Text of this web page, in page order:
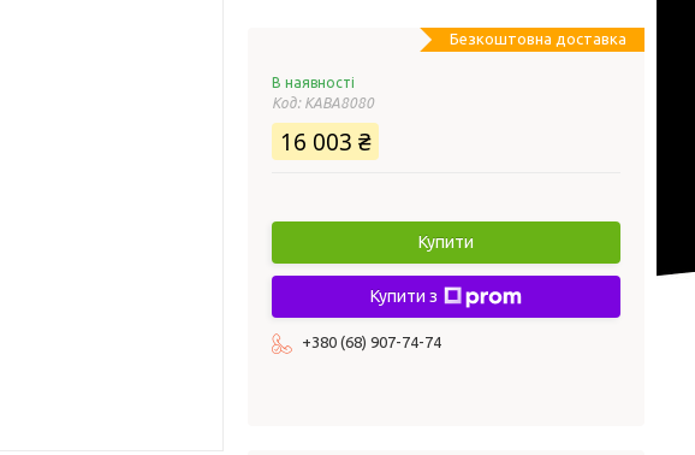
Безкоштовна доставка
В наявності
Код: KABA8080
16 003 ₴
Купити
Купити з
+380 (68) 907-74-74